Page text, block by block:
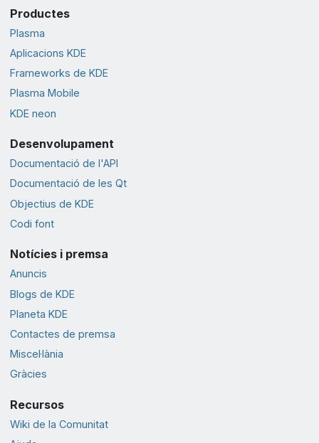
Productes
Plasma
Aplicacions KDE
Frameworks de KDE
Plasma Mobile
KDE neon
Desenvolupament
Documentació de l'API
Documentació de les Qt
Objectius de KDE
Codi font
Notícies i premsa
Anuncis
Blogs de KDE
Planeta KDE
Contactes de premsa
Miscel·lània
Gràcies
Recursos
Wiki de la Comunitat